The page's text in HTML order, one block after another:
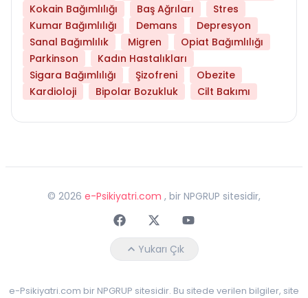
Kokain Bağımlılığı
Baş Ağrıları
Stres
Kumar Bağımlılığı
Demans
Depresyon
Sanal Bağımlılık
Migren
Opiat Bağımlılığı
Parkinson
Kadın Hastalıkları
Sigara Bağımlılığı
Şizofreni
Obezite
Kardioloji
Bipolar Bozukluk Cilt Bakımı
© 2026 e-Psikiyatri.com , bir NPGRUP sitesidir,
FaceebokTwitterYoutube
Yukarı Çık
e-Psikiyatri.com bir NPGRUP sitesidir. Bu sitede verilen bilgiler, site